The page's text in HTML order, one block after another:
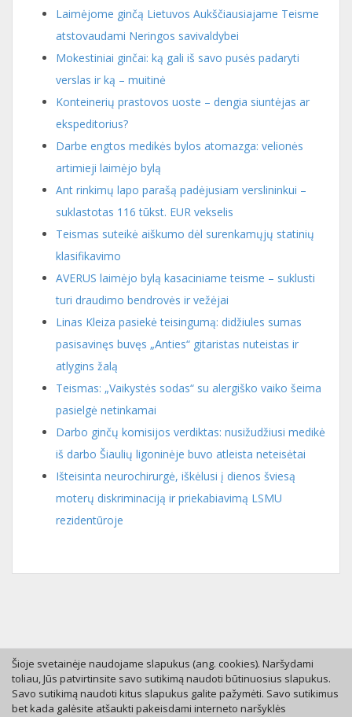
Laimėjome ginčą Lietuvos Aukščiausiajame Teisme
atstovaudami Neringos savivaldybei
Mokestiniai ginčai: ką gali iš savo pusės padaryti
verslas ir ką – muitinė
Konteinerių prastovos uoste – dengia siuntėjas ar
ekspeditorius?
Darbe engtos medikės bylos atomazga: velionės
artimieji laimėjo bylą
Ant rinkimų lapo parašą padėjusiam verslininkui –
suklastotas 116 tūkst. EUR vekselis
Teismas suteikė aiškumo dėl surenkamųjų statinių
klasifikavimo
AVERUS laimėjo bylą kasaciniame teisme – suklusti
turi draudimo bendrovės ir vežėjai
Linas Kleiza pasiekė teisingumą: didžiules sumas
pasisavinęs buvęs „Anties“ gitaristas nuteistas ir
atlygins žalą
Teismas: „Vaikystės sodas“ su alergiško vaiko šeima
pasielgė netinkamai
Darbo ginčų komisijos verdiktas: nusižudžiusi medikė
iš darbo Šiaulių ligoninėje buvo atleista neteisėtai
Išteisinta neurochirurgė, iškėlusi į dienos šviesą
moterų diskriminaciją ir priekabiavimą LSMU
rezidentūroje
Tel. +370 46 246630
Mob. +370 616 53055
Šioje svetainėje naudojame slapukus (ang. cookies). Naršydami
toliau, Jūs patvirtinsite savo sutikimą naudoti būtinuosius slapukus.
Savo sutikimą naudoti kitus slapukus galite pažymėti. Savo sutikimus
bet kada galėsite atšaukti pakeisdami interneto naršyklės